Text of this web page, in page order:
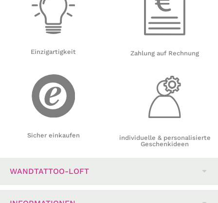
Einzigartigkeit
Sicher einkaufen
Zahlung auf Rechnung
individuelle & personalisierte
Geschenkideen
WANDTATTOO-LOFT